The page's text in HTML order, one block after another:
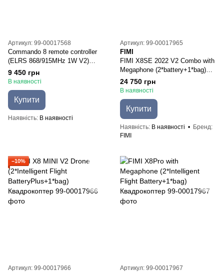
Артикул: 99-00017568
Commando 8 remote controller
(ELRS 868/915MHz 1W V2)
Пульт керування
9 450 грн
В наявності
Купити
Наявність В наявності
Артикул: 99-00017965
FIMI
FIMI Х8SЕ 2022 V2 Combo with
Megaphone (2*battery+1*bag)
Квадрокоптер
24 750 грн
В наявності
Купити
Наявність В наявності
Бренд
FIMI
−10%
Артикул: 99-00017966 Артикул: 99-00017967